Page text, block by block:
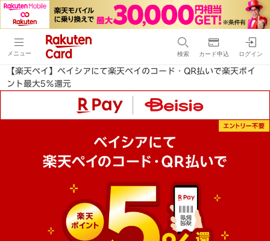
メニュー 検索 カード申込 ログイン
【楽天ペイ】ベイシアにて楽天ペイのコード・QR払いで楽天ポイ
ント最大5％還元